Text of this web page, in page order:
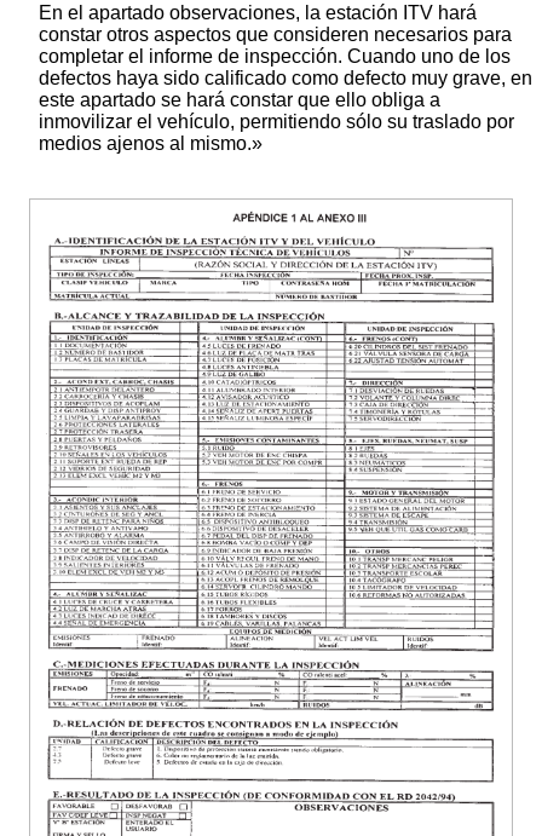
En el apartado observaciones, la estación ITV hará
constar otros aspectos que consideren necesarios para
completar el informe de inspección. Cuando uno de los
defectos haya sido calificado como defecto muy grave, en
este apartado se hará constar que ello obliga a
inmovilizar el vehículo, permitiendo sólo su traslado por
medios ajenos al mismo.»